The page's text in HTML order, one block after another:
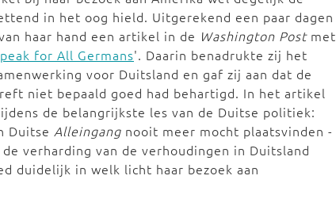
in het oog hield. Uitgerekend een paar dagen
haar hand een artikel in de Washington Postmet
for All Germans'. Daarin benadrukte zij het
voor Duitsland en gaf zij aan dat de
niet bepaald goed had behartigd. In het artikel
de belangrijkste les van de Duitse politiek:
Duitse Alleingang nooit meer mocht plaatsvinden -
verharding van de verhoudingen in Duitsland
duidelijk in welk licht haar bezoek aan